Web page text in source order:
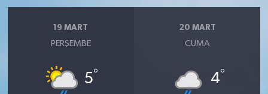
19 MART
PERŞEMBE
5°
20 MART
CUMA
4°